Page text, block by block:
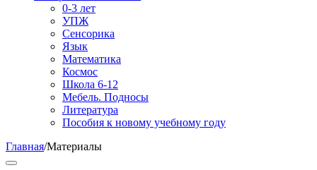
0-3 лет
УПЖ
Сенсорика
Язык
Математика
Космос
Школа 6-12
Мебель. Подносы
Литература
Пособия к новому учебному году
Главная/Материалы